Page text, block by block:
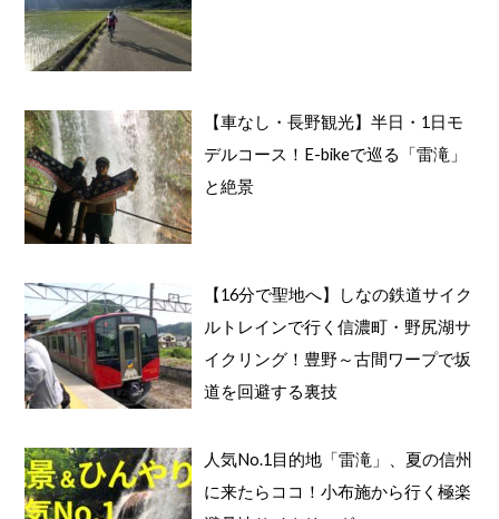
【車なし・長野観光】半日・1日モ
デルコース！E-bikeで巡る「雷滝」
と絶景
【16分で聖地へ】しなの鉄道サイク
ルトレインで行く信濃町・野尻湖サ
イクリング！豊野～古間ワープで坂
道を回避する裏技
人気No.1目的地「雷滝」、夏の信州
に来たらココ！小布施から行く極楽